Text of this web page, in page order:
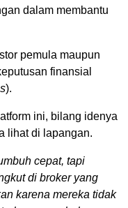
dalam membantu
pemula maupun
finansial
).
ini, bilang idenya
lihat di lapangan.
cepat, tapi
di broker yang
karena mereka tidak